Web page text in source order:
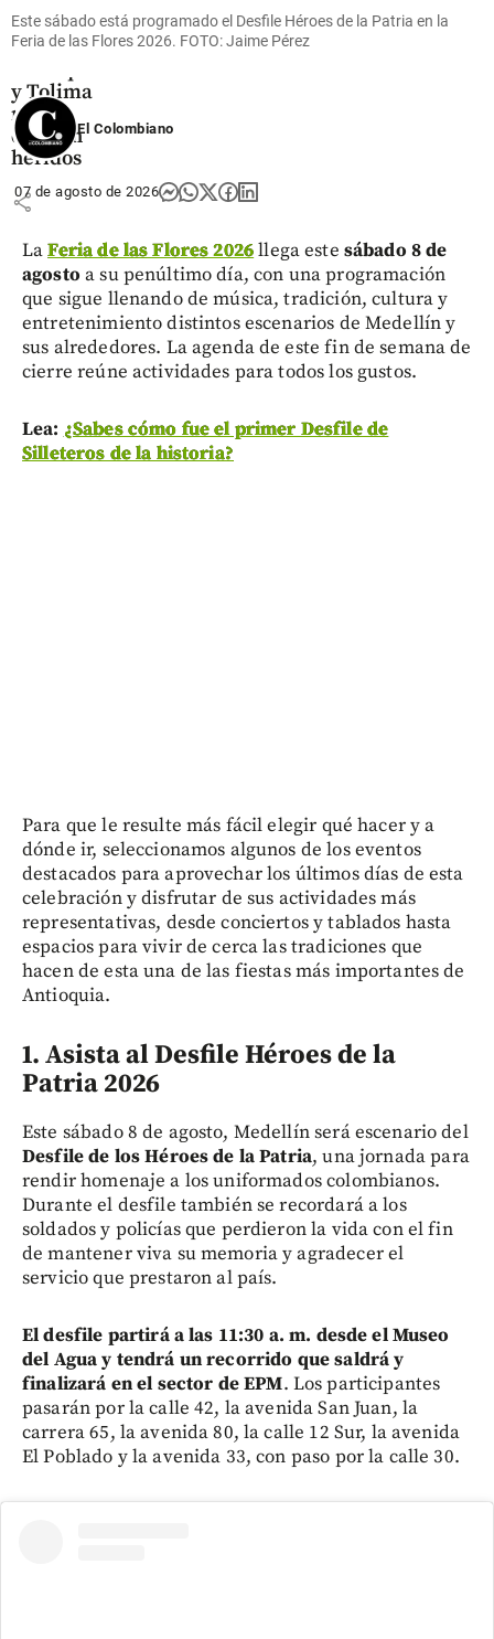
el Norte
de
y Tolima
no
dejaron
heridos
share
Este sábado está programado el Desfile Héroes de la Patria en la
Feria de las Flores 2026. FOTO: Jaime Pérez
El Colombiano
07 de agosto de 2026
LaFeria de las Flores 2026llega este sábado 8 de
agosto a su penúltimo día, con una programación
que sigue llenando de música, tradición, cultura y
entretenimiento distintos escenarios de Medellín y
sus alrededores. La agenda de este fin de semana de
cierre reúne actividades para todos los gustos.
Lea: ¿Sabes cómo fue el primer Desfile de
Silleteros de la historia?
Para que le resulte más fácil elegir qué hacer y a
dónde ir, seleccionamos algunos de los eventos
destacados para aprovechar los últimos días de esta
celebración y disfrutar de sus actividades más
representativas, desde conciertos y tablados hasta
espacios para vivir de cerca las tradiciones que
hacen de esta una de las fiestas más importantes de
Antioquia.
1. Asista al Desfile Héroes de la
Patria 2026
Este sábado 8 de agosto, Medellín será escenario del
Desfile de los Héroes de la Patria, una jornada para
rendir homenaje a los uniformados colombianos.
Durante el desfile también se recordará a los
soldados y policías que perdieron la vida con el fin
de mantener viva su memoria y agradecer el
servicio que prestaron al país.
El desfile partirá a las 11:30 a. m. desde el Museo
del Agua y tendrá un recorrido que saldrá y
finalizará en el sector de EPM. Los participantes
pasarán por la calle 42, la avenida San Juan, la
carrera 65, la avenida 80, la calle 12 Sur, la avenida
El Poblado y la avenida 33, con paso por la calle 30.